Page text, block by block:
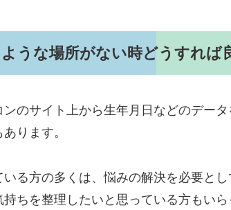
うな場所がない時どうすれば
のサイト上から生年月日などのデー
ります。
いる方の多くは、悩みの解決を必要と
ちを整理したいと思っている方もいら